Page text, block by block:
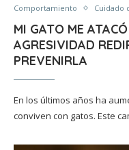
Comportamiento Cuidado
MI GATO ME
AGRESIVIDAD
PREVENIRLA
En los últimos años ha
conviven con gatos. Este